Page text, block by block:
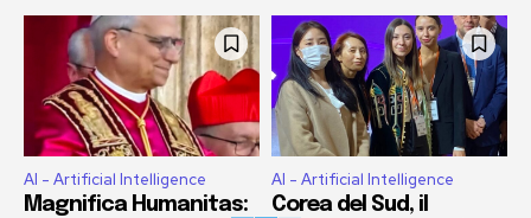
AI - Artificial Intelligence
Magnifica Humanitas:
AI - Artificial Intelligence
Corea del Sud, il